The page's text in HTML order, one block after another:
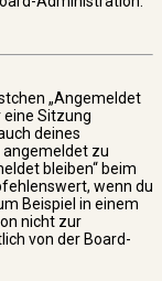
„Angemeldet
eine Sitzung
deines
angemeldet zu
bleiben“ beim
wenn du
Beispiel in einem
nicht zur
von der Board-